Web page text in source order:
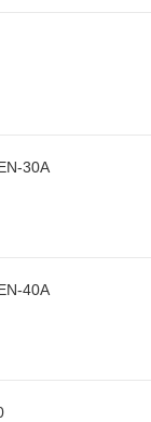
30A
40A